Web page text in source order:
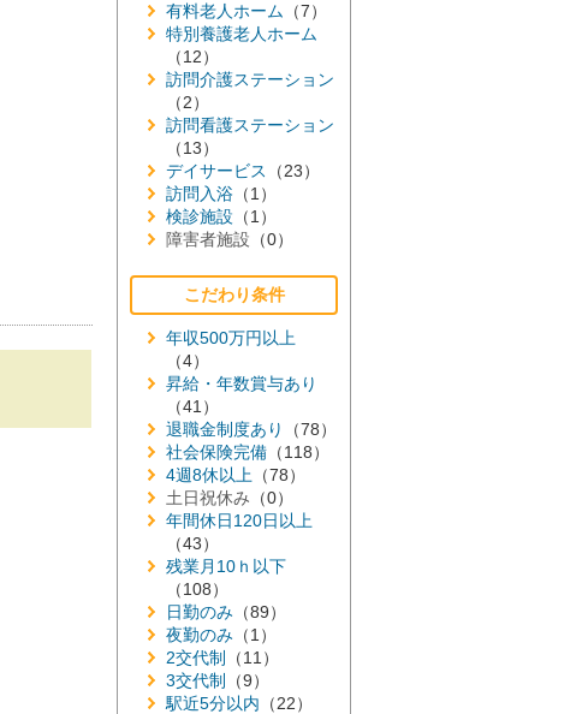
有料老人ホーム （7）
特別養護老人ホーム
（12）
訪問介護ステーション
（2）
訪問看護ステーション
（13）
デイサービス
（23）
訪問入浴 （1）
検診施設 （1）
障害者施設 （0）
こだわり条件
年収500万円以上
（4）
昇給・年数賞与あり
（41）
退職金制度あり
（78）
社会保険完備 （118）
4週8休以上 （78）
土日祝休み （0）
年間休日120日以上
（43）
残業月10ｈ以下
（108）
日勤のみ （89）
夜勤のみ （1）
2交代制
（11）
3交代制
（9）
駅近5分以内 （22）